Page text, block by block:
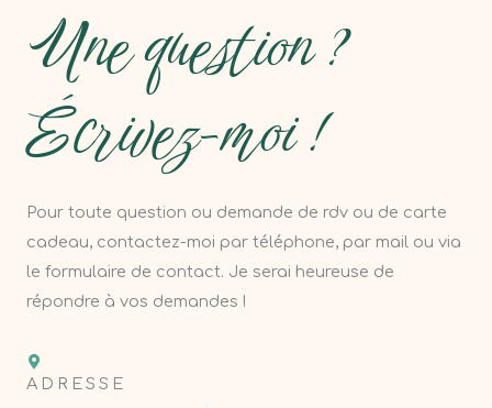
Une question ?
Écrivez-moi !
Pour toute question ou demande de rdv ou de carte
cadeau, contactez-moi par téléphone, par mail ou via
le formulaire de contact. Je serai heureuse de
répondre à vos demandes !
ADRESSE